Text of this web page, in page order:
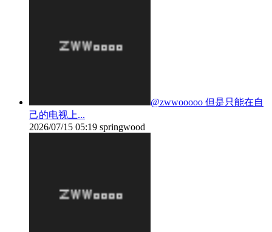
@zwwooooo 但是只能在自
己的电视上...
2026/07/15 05:19 springwood